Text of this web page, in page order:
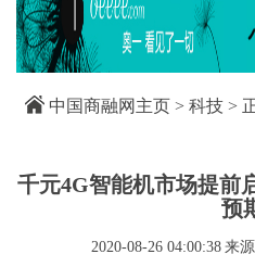
中国商融网主页 > 科技 >
千元4G智能机市场提前
预
2020-08-26 04:00:38 来